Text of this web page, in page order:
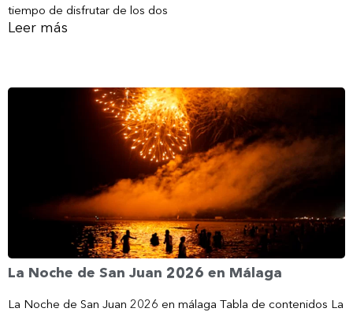
tiempo de disfrutar de los dos
Leer más
La Noche de San Juan 2026 en Málaga
La Noche de San Juan 2026 en málaga Tabla de contenidos La